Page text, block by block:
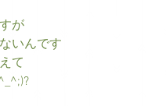
が
いんです
て